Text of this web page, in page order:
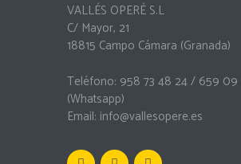
VALLÉS OPERÉ S.L
C/ Mayor, 21
18815 Campo Cámara (Granada)
Teléfono: 958 73 48 24 / 659
(Whatsapp)
Email: info@vallesopere.es